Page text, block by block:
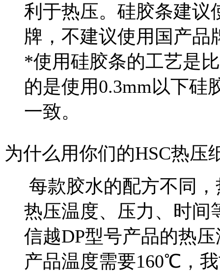
利于热压。硅胶条建议
牌，不建议使用国产品
*使用硅胶条的工艺是
的是使用0.3mm以下硅
一致。
为什么用你们的HSC热压
每款胶水的配方不同
热压温度、压力、时间
信越DP型号产品的热
产品温度需要160℃，